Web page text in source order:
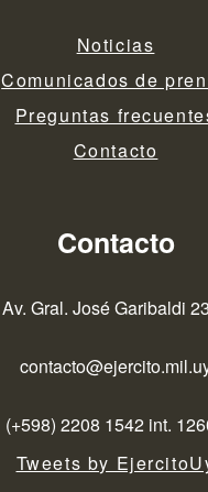
Noticias
Comunicados de
Preguntas
Contacto
Contacto
Av. Gral. José Garibaldi
(+598) 2208 1542 int.
Tweets by